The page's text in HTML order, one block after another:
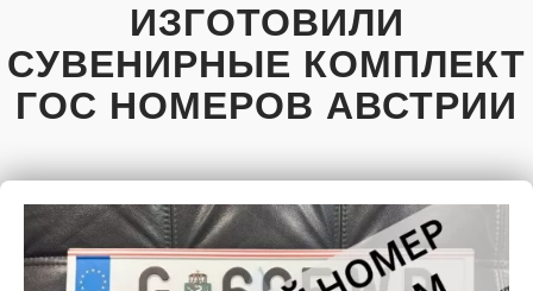
ИЗГОТОВИЛИ
СУВЕНИРНЫЕ КОМПЛЕКТ
ГОС НОМЕРОВ АВСТРИИ